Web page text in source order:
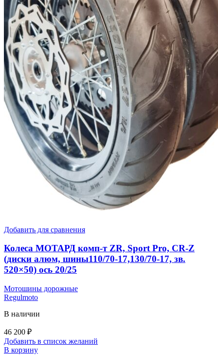
Добавить для сравнения
Колеса МОТАРД комп-т ZR, Sport Pro, CR-Z
(диски алюм, шины110/70-17,130/70-17, зв.
520×50) ось 20/25
Мотошины дорожные
Regulmoto
В наличии
46 200 ₽
Добавить в список желаний
В корзину